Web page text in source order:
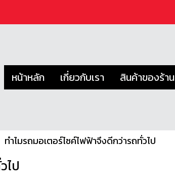
หน้าหลัก เกี่ยวกับเรา สินค้าของร้าน
ทำไมรถมอเตอร์ไซค์ไฟฟ้าจึงดีกว่ารถทั่วไป
ไป